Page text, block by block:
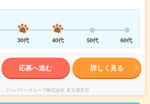
30代 40代 50代 60代
応募へ進む 詳しく見る
マンパワーグループ株式会社 名古屋支店